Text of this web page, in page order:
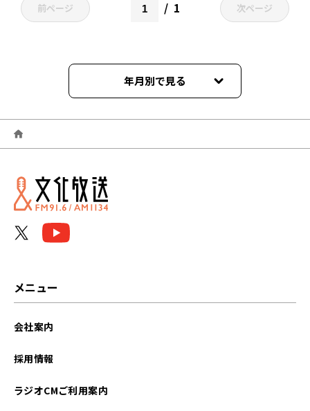
前ページ 1 次ページ
年月別で見る
2025年04月
2025年02月
2024年09月
メニュー
会社案内
採用情報
ラジオCMご利用案内